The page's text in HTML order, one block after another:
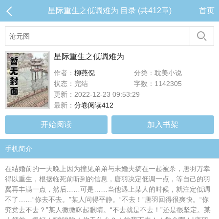
星际重生之低调难为 目录 (共412章) 首页
星际重生之低调难为
作者： 柳燕倪
分类：耽美小说
状态：完结
字数：1142305
更新：2022-12-23 09:53:29
最新： 分卷阅读412
开始阅读 加入书架
手机简介
在结婚前的一天晚上因为撞见弟弟与未婚夫搞在一起被杀，唐羽万幸
得以重生，根据临死前听到的信息，唐羽决定低调一点，等自己的羽
翼再丰满一点，然后……可是……当他遇上某人的时候，就注定低调
不了……“你去不去。”某人问得平静。“不去！”唐羽回得很爽快。“你
究竟去不去？”某人微微眯起眼睛。“不去就是不去！”还是很坚定。某